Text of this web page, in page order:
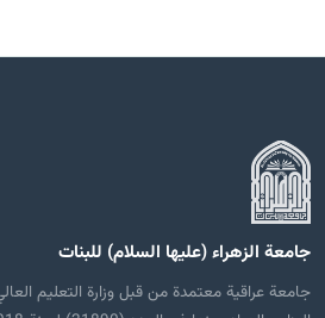
جامعة الزهراء (عليها السلام) للبنات
جامعة عراقية معتمدة من قبل وزارة التعليم